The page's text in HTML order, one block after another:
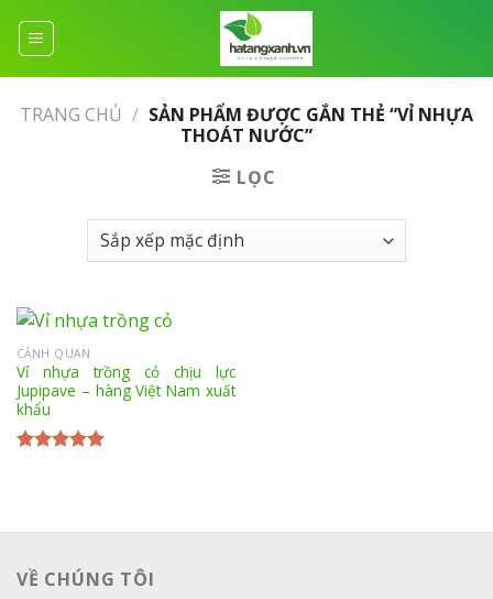
TRANG CHỦ / SẢN PHẨM ĐƯỢC GẮN THẺ “VỈ NHỰA
THOÁT NƯỚC”
LỌC
CẢNH QUAN
Vỉ nhựa trồng cỏ chịu lực
Jupipave – hàng Việt Nam xuất
khẩu
VỀ CHÚNG TÔI